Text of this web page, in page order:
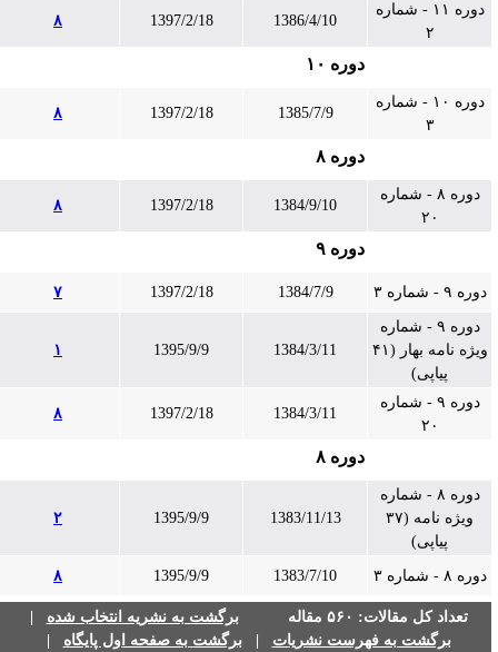
دوره ۱۱ - شماره
1386/4/10
1397/2/18
دوره ۱۰
دوره ۱۰ - شماره
1385/7/9
1397/2/18
دوره ۸
دوره ۸ - شماره
۲۰
1384/9/10
1397/2/18
دوره ۹
دوره ۹ - شماره ۳ 1384/7/9
1397/2/18
دوره ۹ - شماره
ویژه نامه بهار (۴۱
پیاپی)
1384/3/11
1395/9/9
دوره ۹ - شماره
۲۰
1384/3/11
1397/2/18
دوره ۸
دوره ۸ - شماره
ویژه نامه (۳۷
پیاپی)
1383/11/13
1395/9/9
دوره ۸ - شماره ۳ 1383/7/10
1395/9/9
تعداد کل مقالات: ۵۶۰ مقاله برگشت به نشریه انتخاب شده|
برگشت به فهرست نشریات| برگشت به صفحه اول پایگاه|